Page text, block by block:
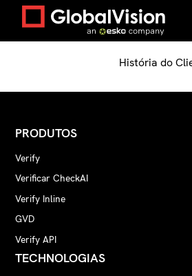
Residencial/clientes/Johnson e
História do
PRODUTOS
Verify
Verificar CheckAI
Verify Inline
GVD
Verify API
TECHNOLOGIAS